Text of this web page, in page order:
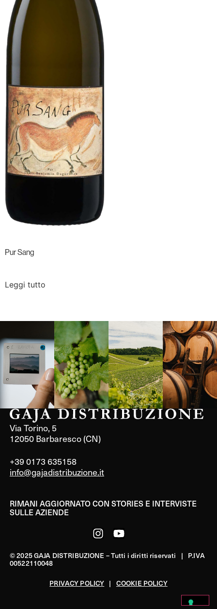
Pur Sang
Leggi tutto
Langa, 1977 Borgogna,
Francia
Borgogna,
Francia
Instagram
Via Torino, 5
12050 Barbaresco (CN)
+39 0173 635158
info@gajadistribuzione.it
RIMANI AGGIORNATO CON STORIES E INTERVISTE
SULLE AZIENDE
© 2025 GAJA DISTRIBUZIONE – Tutti i diritti riservati | P.IVA
00522110048
PRIVACY POLICY | COOKIE POLICY